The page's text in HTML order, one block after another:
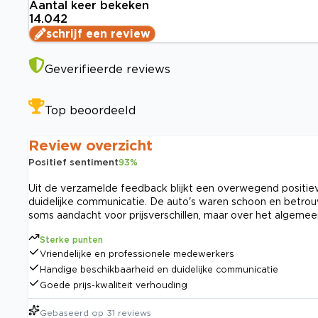
Aantal keer bekeken
14.042
schrijf een review
Geverifieerde reviews
Top beoordeeld
Review overzicht
Positief sentiment93%
Uit de verzamelde feedback blijkt een overwegend
duidelijke communicatie. De auto's waren schoon en
soms aandacht voor prijsverschillen, maar over het
Sterke punten
Vriendelijke en professionele medewerkers
Handige beschikbaarheid en duidelijke communicatie
Goede prijs-kwaliteit verhouding
Gebaseerd op 31 reviews